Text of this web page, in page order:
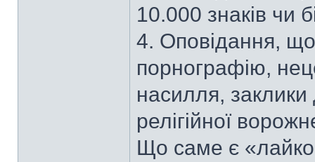
10.000 знаків чи
4. Оповідання,
порнографію,
насилля, заклики
релігійної
Що саме є